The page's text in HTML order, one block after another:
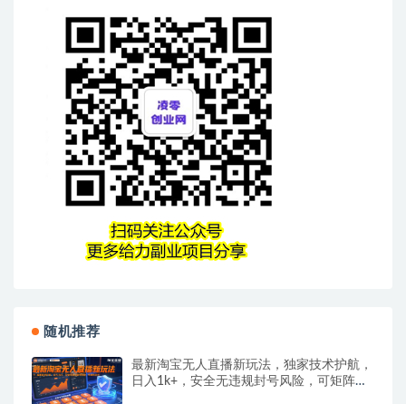
随机推荐
最新淘宝无人直播新玩法，独家技术护航，
日入1k+，安全无违规封号风险，可矩阵放